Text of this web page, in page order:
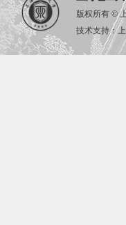
版权所有 ©
技术支持：